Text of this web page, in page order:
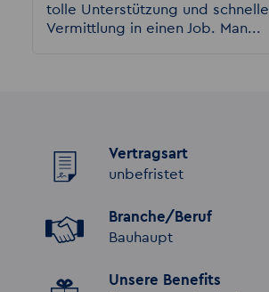
tolle Unterstützung und schnelle
Vermittlung in einen Job. Man...
Vertragsart
unbefristet
Branche/Beruf
Bauhaupt
Unsere Benefits